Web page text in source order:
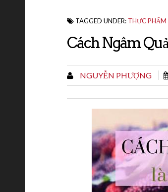
TAGGED UNDER: THỰC PHẨM
Cách Ngâm
NGUYỄN PHƯỢNG